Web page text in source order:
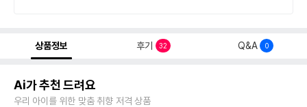
상품정보 후기 32 Q&A 0
Ai가 추천 드려요
우리 아이를 위한 맞춤 취향 저격 상품